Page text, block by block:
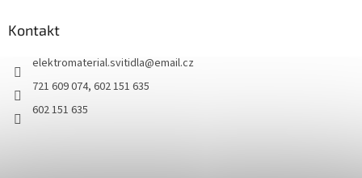
Kontakt
elektromaterial.svitidla@email.cz
721 609 074, 602 151 635
602 151 635